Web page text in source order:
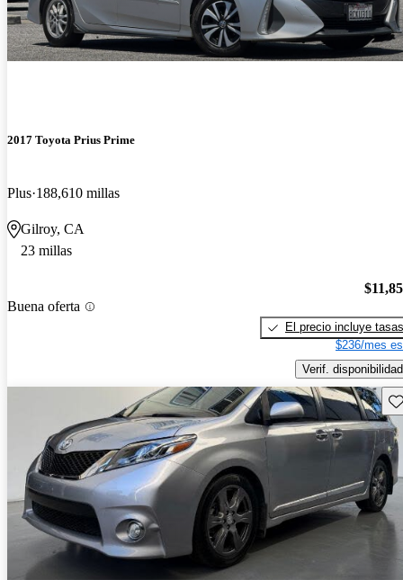
2017 Toyota Prius Prime
Plus 188,610 millas
Gilroy, CA
23 millas
Buena oferta
El precio incluye tasas
$236/mes
Verif. disponibilidad